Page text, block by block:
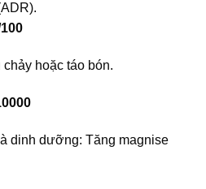
hoặc táo bón.
dinh dưỡng: Tăng magnise